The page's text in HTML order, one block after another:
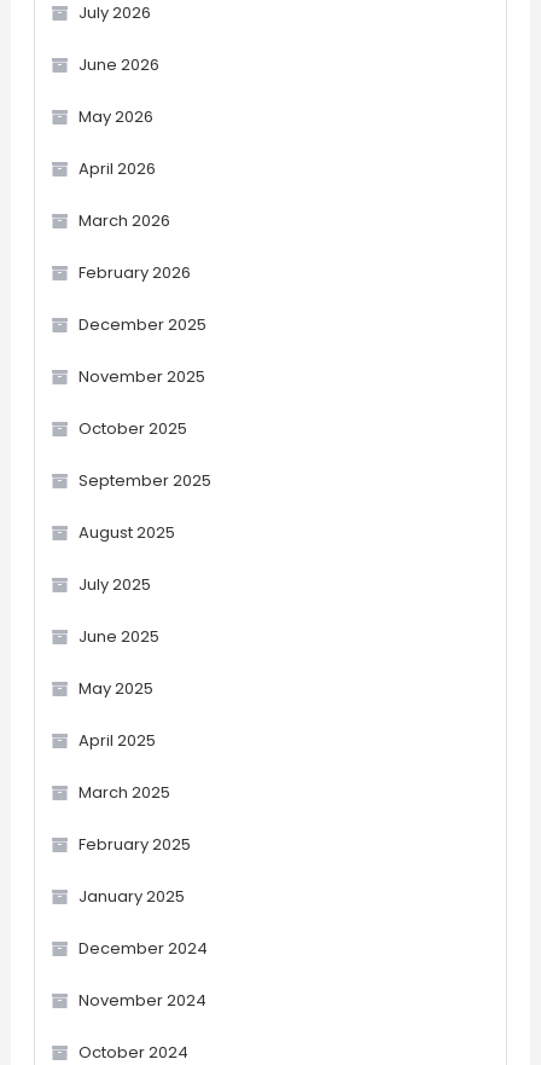
July 2026
June 2026
May 2026
April 2026
March 2026
February 2026
December 2025
November 2025
October 2025
September 2025
August 2025
July 2025
June 2025
May 2025
April 2025
March 2025
February 2025
January 2025
December 2024
November 2024
October 2024